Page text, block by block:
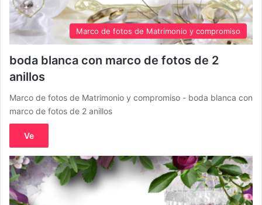
Marco de fotos de Matrimonio y compromiso
boda blanca con marco de fotos de 2
anillos
Marco de fotos de Matrimonio y compromiso - boda blanca con
marco de fotos de 2 anillos
Ve